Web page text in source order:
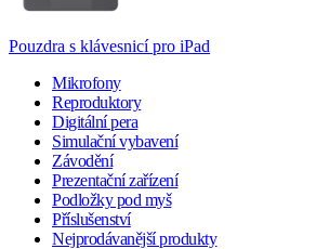
Pouzdra s klávesnicí pro iPad
Mikrofony
Reproduktory
Digitální pera
Simulační vybavení
Závodění
Prezentační zařízení
Podložky pod myš
Příslušenství
Nejprodávanější produkty